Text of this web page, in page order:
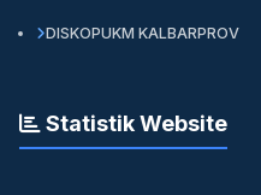
DISKOPUKM KALBARPROV
Statistik Website